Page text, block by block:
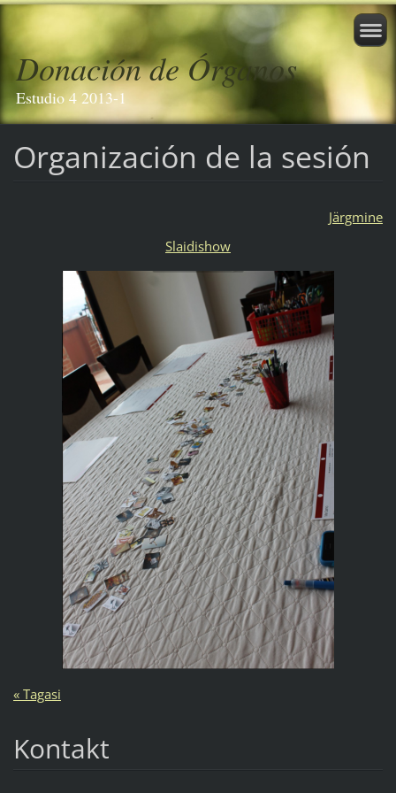
Donación de Órganos
Estudio 4 2013-1
Organización de la sesión
Järgmine
Slaidishow
« Tagasi
Kontakt